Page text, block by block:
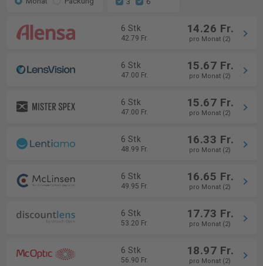
6 Stk
42.79 Fr.
14.26 Fr.
pro Monat (2)
6 Stk
47.00 Fr.
15.67 Fr.
pro Monat (2)
6 Stk
47.00 Fr.
15.67 Fr.
pro Monat (2)
6 Stk
48.99 Fr.
16.33 Fr.
pro Monat (2)
6 Stk
49.95 Fr.
16.65 Fr.
pro Monat (2)
6 Stk
53.20 Fr.
17.73 Fr.
pro Monat (2)
6 Stk
56.90 Fr.
18.97 Fr.
pro Monat (2)